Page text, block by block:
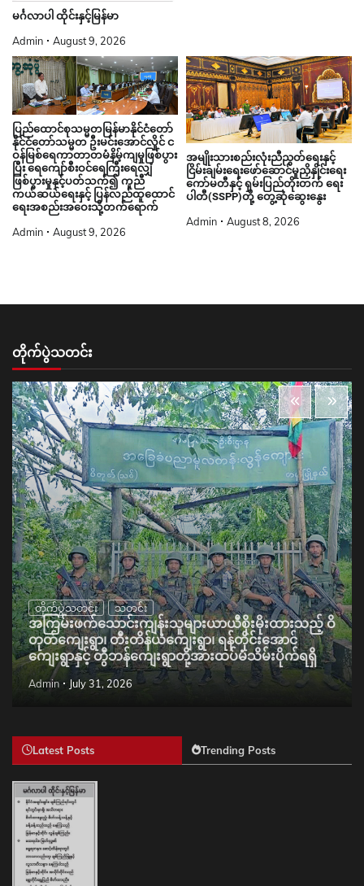
မင်္ဂလာပါ ထိုင်းနှင့်မြန်မာ
Admin August 9, 2026
ပြည်ထောင်စုသမ္မတမြန်မာနိုင်ငံတော်
နိုင်ငံတော်သမ္မတ ဦးမင်းအောင်လှိုင် င
ဝန်မြစ်ရေကာတာတမံနိမ့်ကျမှုဖြစ်ပွား
ပြီး ရေကျော်စီးဝင်ရေကြီးရေလျှံ
ဖြစ်ပွားမှုနှင့်ပတ်သက်၍ ကူညီ
ကယ်ဆယ်ရေးနှင့် ပြန်လည်ထူထောင်
ရေးအစည်းအဝေးသို့တက်ရောက်
Admin August 9, 2026
အမျိုးသားစည်းလုံးညီညွတ်ရေးနှင့်
ငြိမ်းချမ်းရေးဖော်ဆောင်မှုညှိနှိုင်းရေး
ကော်မတီနှင့် ရှမ်းပြည်တိုးတက် ရေး
ပါတီ(SSPP)တို့ တွေ့ဆုံဆွေးနွေး
Admin August 8, 2026
တိုက်ပွဲသတင်း
တိုက်ပွဲသတင်း သတင်း
အကြမ်းဖက်သောင်းကျန်းသူများယာယီစိုးမိုးထားသည့် ဝိ
တုတ်ကျေးရွာ၊ တီးတိန်ယံကျေးရွာ၊ ရန်တိုင်းအောင်
ကျေးရွာနှင့် တွီဘန်ကျေးရွာတို့အားထပ်မံသိမ်းပိုက်ရရှိ
Admin July 31, 2026
Latest Posts Trending Posts